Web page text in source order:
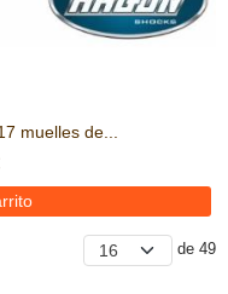
muelles de...
de 49